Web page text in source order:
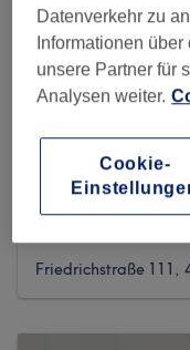
FoxX Nail
Friedrichstraße 111,
Datenverkehr zu
Informationen
unsere Partner für
Analysen weiter.
Cookie-